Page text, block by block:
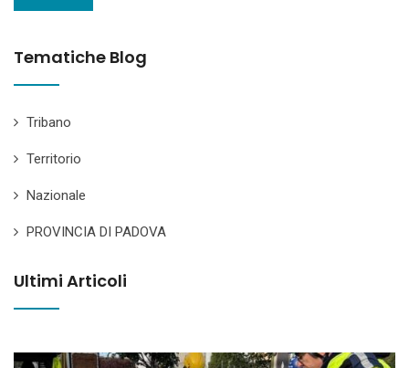
Tematiche Blog
Tribano
Territorio
Nazionale
PROVINCIA DI PADOVA
Ultimi Articoli